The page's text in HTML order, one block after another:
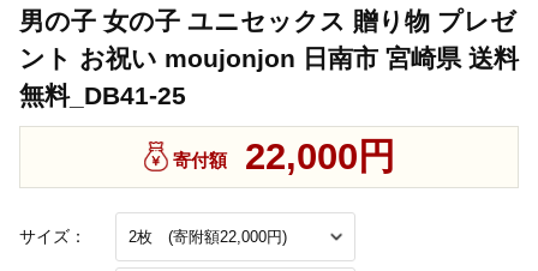
男の子 女の子 ユニセックス 贈り物 プレゼ
ント お祝い moujonjon 日南市 宮崎県 送料
無料_DB41-25
サイズ：
寄付額 22,000円